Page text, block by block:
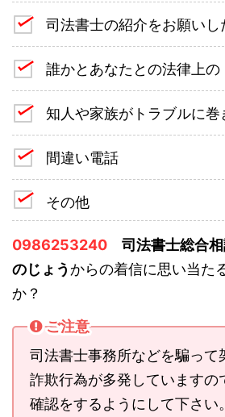
司法書士の紹介をお願いし
誰かとあなたとの法律上の
知人や家族がトラブルに巻
間違い電話
その他
0986253240
司法書士総合
のじょうからの着信に思い当た
か？
ご注意
司法書士事務所などを騙って
詐欺行為が多発していますの
確認をするようにして下さい。